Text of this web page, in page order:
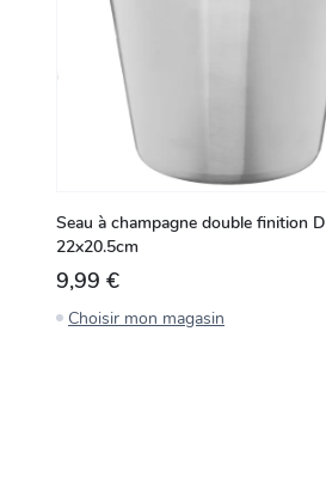
Seau à champagne double finition D
22x20.5cm
9,99 €
Choisir mon magasin